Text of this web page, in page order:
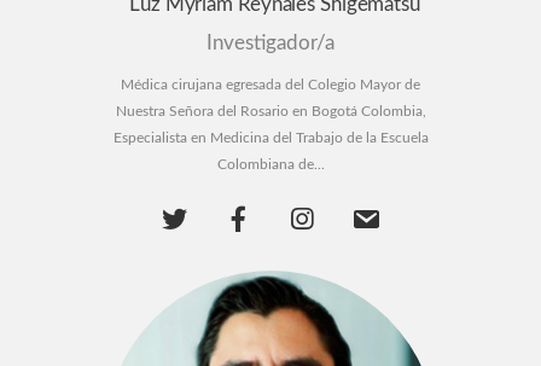
Luz Myriam Reynales Shigematsu
Investigador/a
Médica cirujana egresada del Colegio Mayor de
Nuestra Señora del Rosario en Bogotá Colombia,
Especialista en Medicina del Trabajo de la Escuela
Colombiana de...